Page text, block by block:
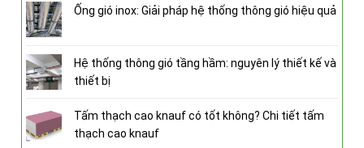
Ống gió inox: Giải pháp hệ thống thông gió hiệu quả
Hệ thống thông gió tầng hầm: nguyên lý thiết kế và
thiết bị
Tấm thạch cao knauf có tốt không? Chi tiết tấm
thạch cao knauf